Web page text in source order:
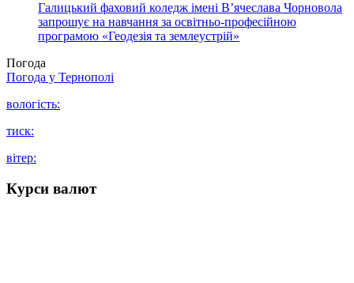
Галицький фаховий коледж імені В’ячеслава Чорновола
запрошує на навчання за освітньо-професійною
програмою «Геодезія та землеустрій»
Погода
Погода у Тернополі
вологість:
тиск:
вітер:
Курси валют